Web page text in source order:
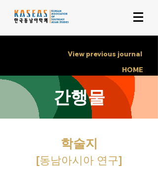
View previous journal
HOME
간행물
학술지
[동남아시아 연구]